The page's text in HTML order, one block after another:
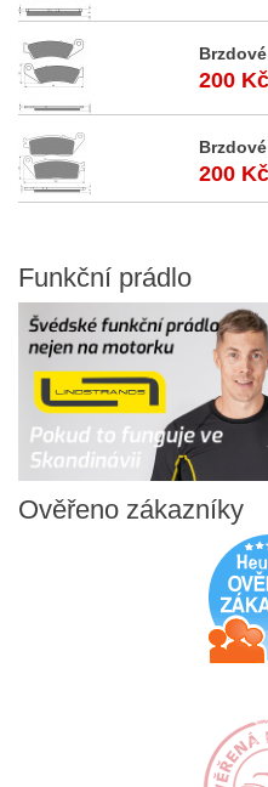
200 Kč
200 Kč
Funkční prádlo
Ověřeno zákazníky